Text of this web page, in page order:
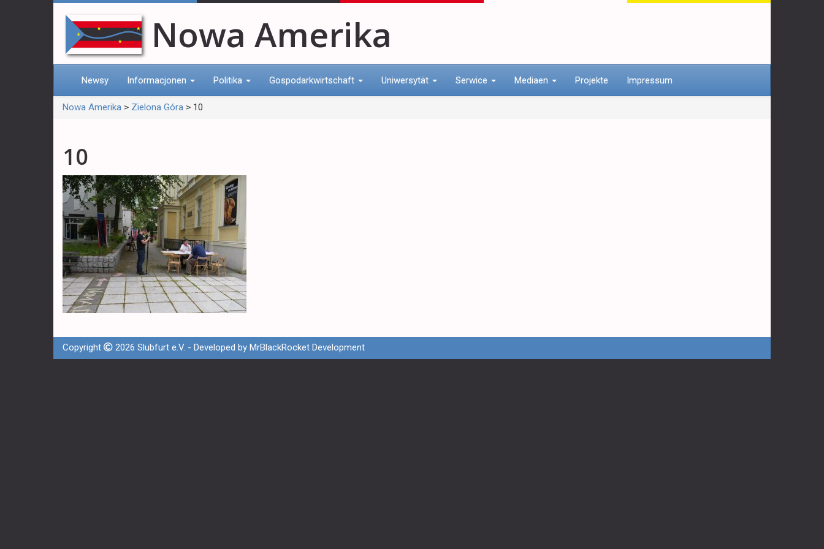
Nowa Amerika
Newsy Informacjonen Politika Gospodarkwirtschaft Uniwersytät Serwice Mediaen Projekte Impressum
Nowa Amerika > Zielona Góra > 10
10
Copyright 2026 Slubfurt e.V. - Developed by MrBlackRocket Development